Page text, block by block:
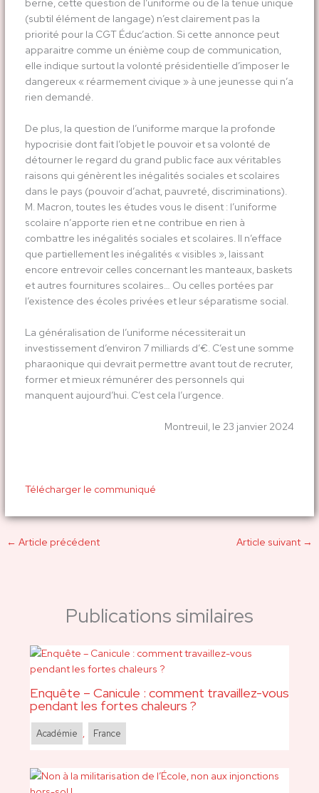
berne, cette question de l’uniforme ou de la tenue unique
(subtil élément de langage) n’est clairement pas la
priorité pour la CGT Éduc’action. Si cette annonce peut
apparaitre comme un énième coup de communication,
elle indique surtout la volonté présidentielle d’imposer le
dangereux « réarmement civique » à une jeunesse qui n’a
rien demandé.
De plus, la question de l’uniforme marque la profonde
hypocrisie dont fait l’objet le pouvoir et sa volonté de
détourner le regard du grand public face aux véritables
raisons qui génèrent les inégalités sociales et scolaires
dans le pays (pouvoir d’achat, pauvreté, discriminations).
M. Macron, toutes les études vous le disent : l’uniforme
scolaire n’apporte rien et ne contribue en rien à
combattre les inégalités sociales et scolaires. Il n’efface
que partiellement les inégalités « visibles », laissant
encore entrevoir celles concernant les manteaux, baskets
et autres fournitures scolaires… Ou celles portées par
l’existence des écoles privées et leur séparatisme social.
La généralisation de l’uniforme nécessiterait un
investissement d’environ 7 milliards d’€. C’est une somme
pharaonique qui devrait permettre avant tout de recruter,
former et mieux rémunérer des personnels qui
manquent aujourd’hui. C’est cela l’urgence.
Montreuil, le 23 janvier 2024
Télécharger le communiqué
← Article précédent Article suivant →
Publications similaires
Enquête – Canicule : comment travaillez-vous
pendant les fortes chaleurs ?
Académie , France